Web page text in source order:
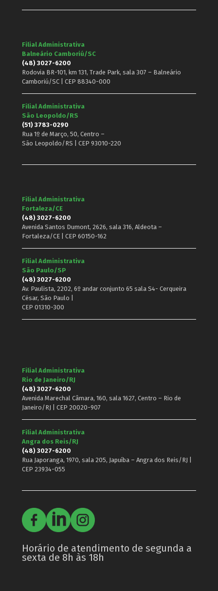
Filial Administrativa
Balneário Camboriú/SC
(48) 3027-6200
Rodovia BR-101, km 131, Trade Park, sala 307 – Balneário
Camboriú/SC | CEP 88340-000
Filial Administrativa
São Leopoldo/RS
(51) 3783-0290
Rua 1º de Março, 50, Centro –
São Leopoldo/RS | CEP 93010-220
Filial Administrativa
Fortaleza/CE
(48) 3027-6200
Avenida Santos Dumont, 2626, sala 316, Aldeota –
Fortaleza/CE | CEP 60150-162
Filial Administrativa
São Paulo/SP
(48) 3027-6200
Av. Paulista, 2202, 6º andar conjunto 65 sala S4- Cerqueira
César, São Paulo |
CEP 01310-300
Filial Administrativa
Rio de Janeiro/RJ
(48) 3027-6200
Avenida Marechal Câmara, 160, sala 1627, Centro – Rio de
Janeiro/RJ | CEP 20020-907
Filial Administrativa
Angra dos Reis/RJ
(48) 3027-6200
Rua Japoranga, 1970, sala 205, Japuíba – Angra dos Reis/RJ |
CEP 23934-055
Horário de atendimento de segunda a
sexta de 8h às 18h